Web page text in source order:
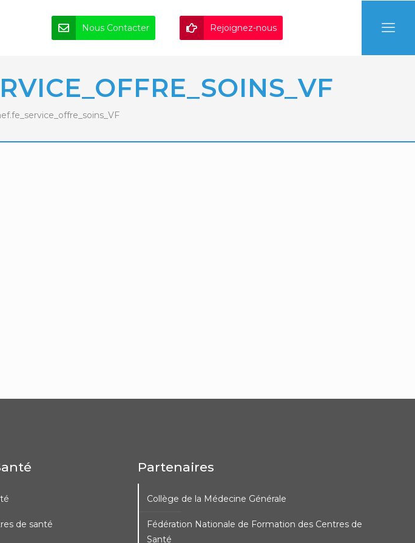
Nous Contacter Rejoignez-nous
de santé
Partenaires
Collège de la Médecine Générale
Fédération Nationale de Formation des Centres de
Santé